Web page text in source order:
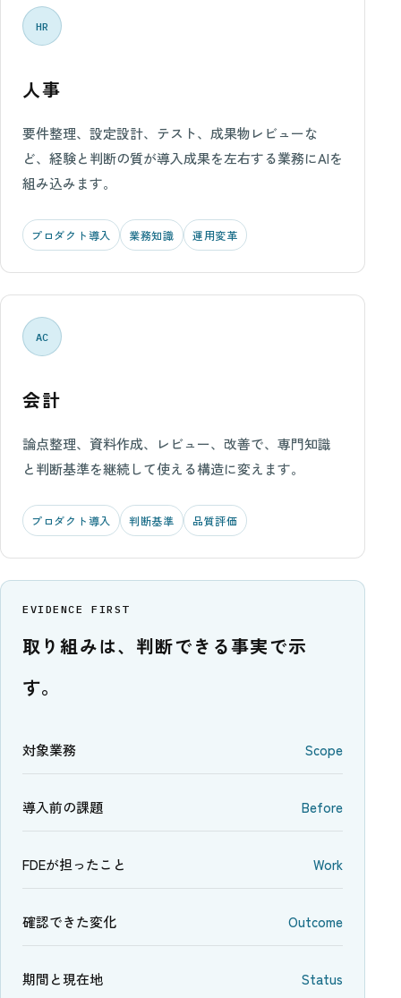
HR
人事
要件整理、設定設計、テスト、成果物レビューな
ど、経験と判断の質が導入成果を左右する業務にAIを
組み込みます。
プロダクト導入 業務知識 運用変革
AC
会計
論点整理、資料作成、レビュー、改善で、専門知識
と判断基準を継続して使える構造に変えます。
プロダクト導入 判断基準 品質評価
EVIDENCE FIRST
取り組みは、判断できる事実で示
す。
対象業務 Scope
導入前の課題 Before
FDEが担ったこと Work
確認できた変化 Outcome
期間と現在地 Status